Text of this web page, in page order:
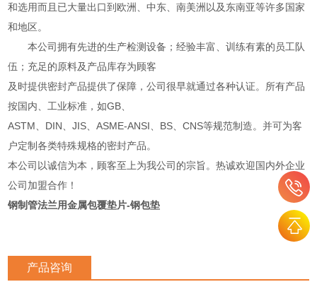
和选用而且已大量出口到欧洲、中东、南美洲以及东南亚等许多国家
和地区。
本公司拥有先进的生产检测设备；经验丰富、训练有素的员工队
伍；充足的原料及产品库存为顾客
及时提供密封产品提供了保障，公司很早就通过各种认证。所有产品
按国内、工业标准，如GB、
ASTM、DIN、JIS、ASME-ANSI、BS、CNS等规范制造。并可为客
户定制各类特殊规格的密封产品。
本公司以诚信为本，顾客至上为我公司的宗旨。热诚欢迎国内外企业
公司加盟合作！
钢制管法兰用金属包覆垫片-钢包垫
产品咨询